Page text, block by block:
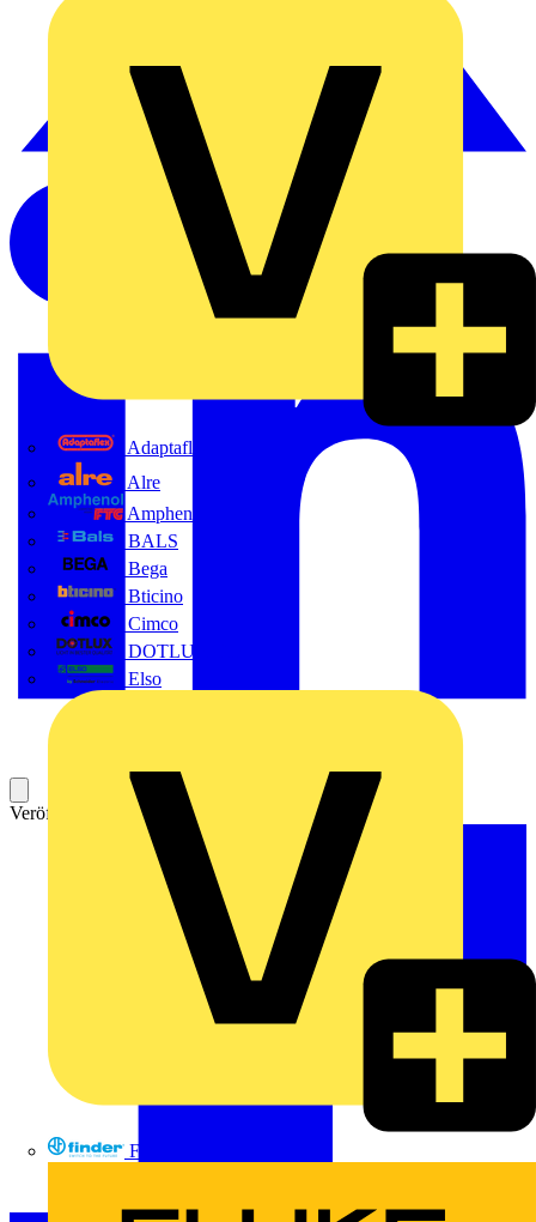
Adaptaflex
Alre
Amphenol FTG
BALS
Bega
Bticino
Cimco
DOTLUX GmbH
Elso
FINDER
Veröffentlicht: 17. Mai 2023 Kategorie: News